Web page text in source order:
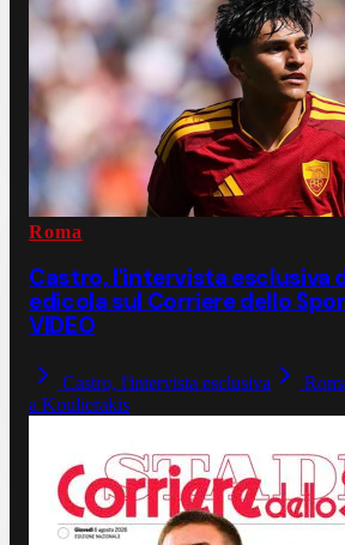
Roma
Castro, l'intervista esclusiva
edicola sul Corriere dello
VIDEO
Castro, l'intervista esclusiva
a Koulierakis